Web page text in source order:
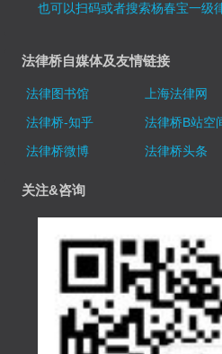
也可以扫码或者搜索杨春宝一级
法律桥自媒体及友情链接
法律图书馆 上海法律网
法律桥-知乎
法律桥B站空
法律桥微博
法律桥头条
关注&咨询